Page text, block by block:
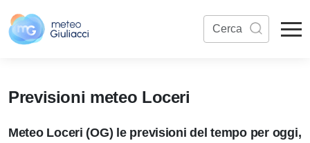
Previsioni meteo Loceri
Meteo Loceri (OG) le previsioni del tempo per oggi,